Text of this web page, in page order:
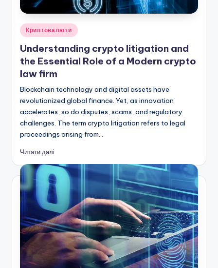
Опубліковано
Криптовалюти
Understanding crypto litigation and
the Essential Role of a Modern crypto
law firm
Blockchain technology and digital assets have
revolutionized global finance. Yet, as innovation
accelerates, so do disputes, scams, and regulatory
challenges. The term crypto litigation refers to legal
proceedings arising from…
Читати далі